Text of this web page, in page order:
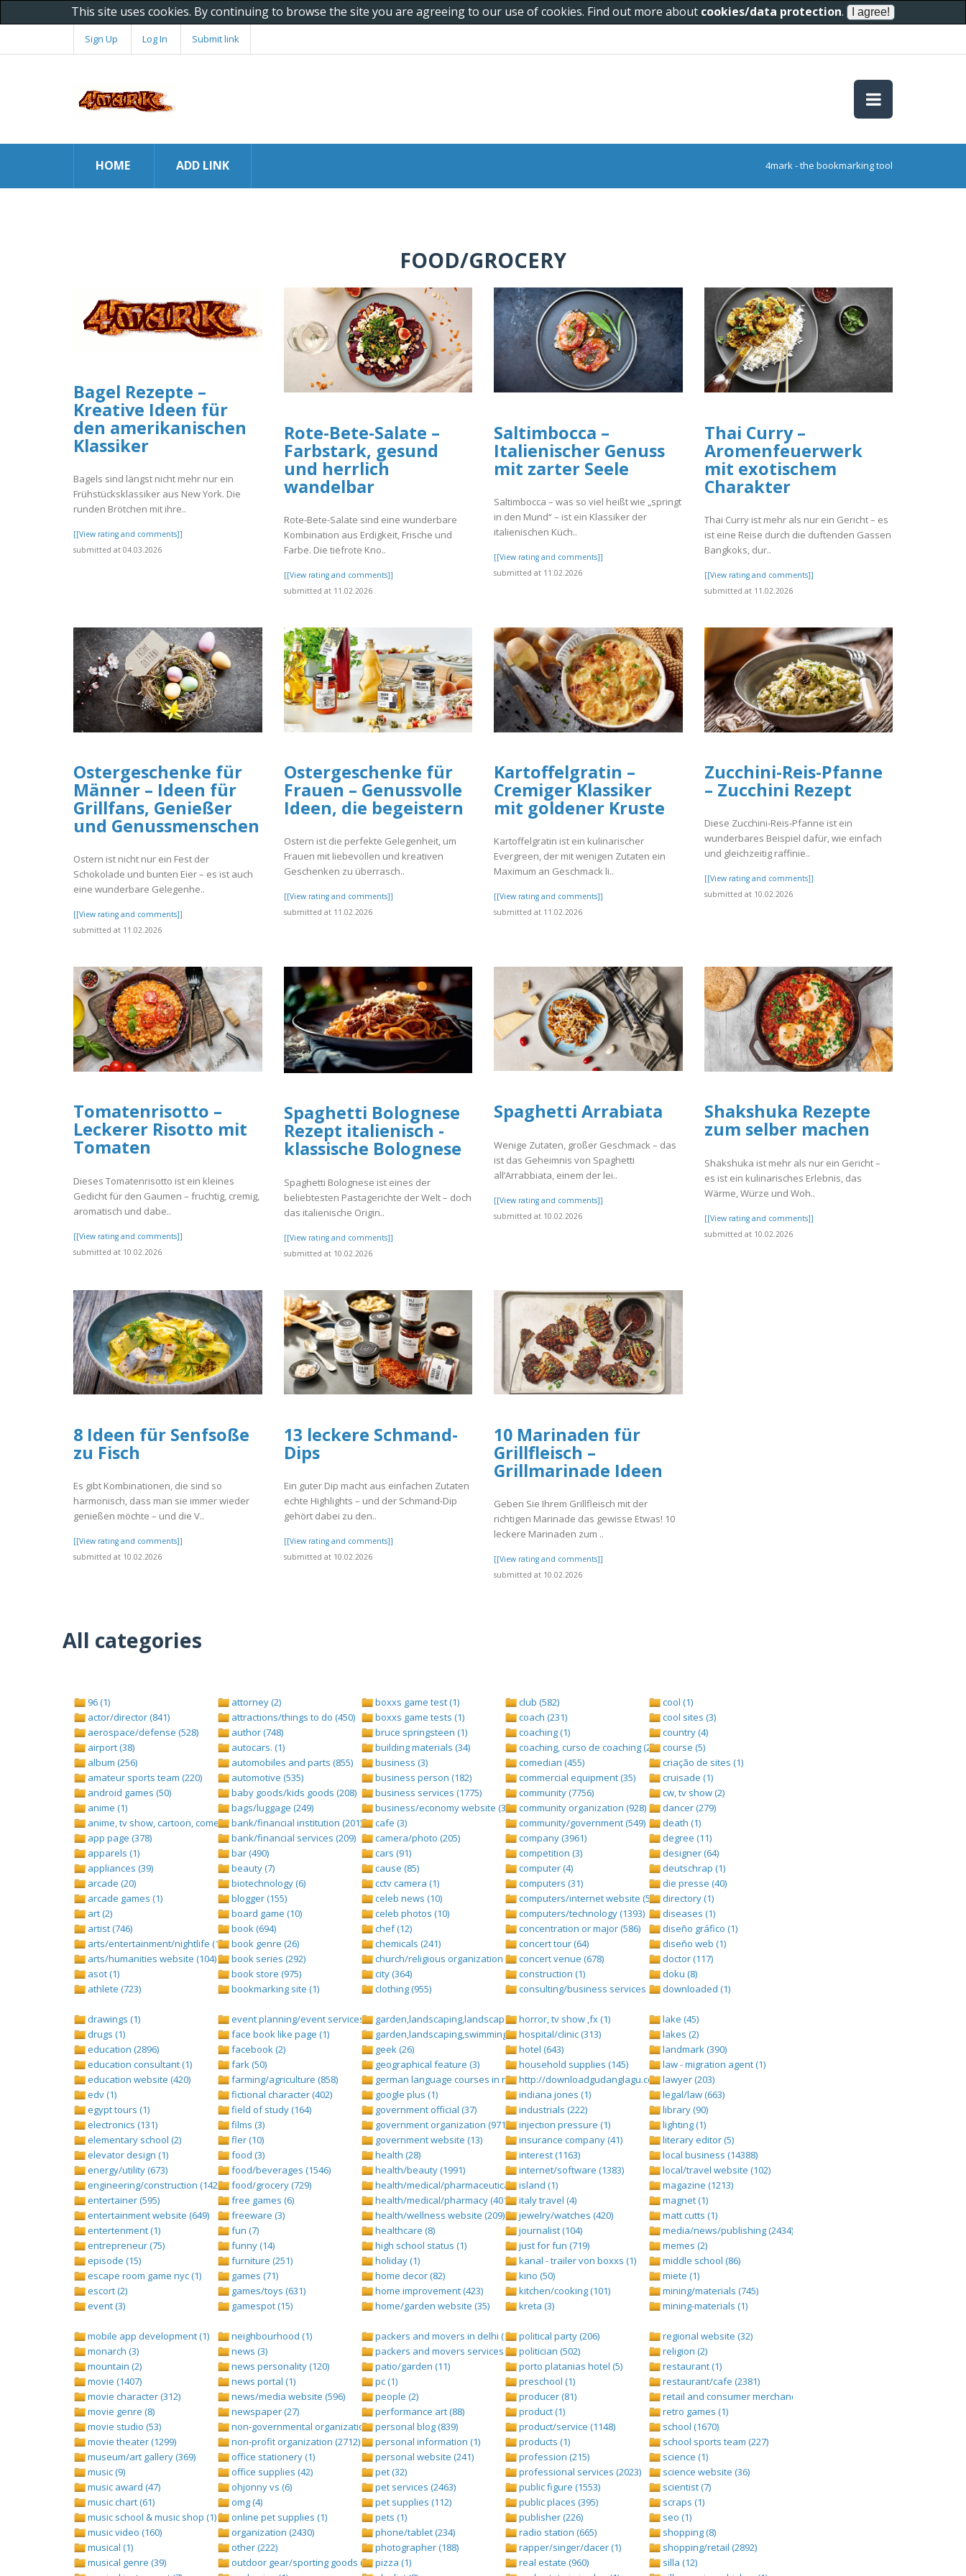
This site uses cookies. By continuing to browse the site you are agreeing to our use of cookies. Find out more about cookies/data protection.
Sign Up Log In Submit link
HOME ADD LINK 4mark - the bookmarking tool
FOOD/GROCERY
Bagel Rezepte –
Kreative Ideen für
den amerikanischen
Klassiker
Bagels sind längst nicht mehr nur ein
Frühstücksklassiker aus New York. Die
runden Brötchen mit ihre..
[[View rating and comments]]
submitted at 04.03.2026
Rote-Bete-Salate –
Farbstark, gesund
und herrlich
wandelbar
Rote-Bete-Salate sind eine wunderbare
Kombination aus Erdigkeit, Frische und
Farbe. Die tiefrote Kno..
[[View rating and comments]]
submitted at 11.02.2026
Saltimbocca –
Italienischer Genuss
mit zarter Seele
Saltimbocca – was so viel heißt wie „springt
in den Mund“ – ist ein Klassiker der
italienischen Küch..
[[View rating and comments]]
submitted at 11.02.2026
Thai Curry –
Aromenfeuerwerk
mit exotischem
Charakter
Thai Curry ist mehr als nur ein Gericht – es
ist eine Reise durch die duftenden Gassen
Bangkoks, dur..
[[View rating and comments]]
submitted at 11.02.2026
Ostergeschenke für
Männer – Ideen für
Grillfans, Genießer
und Genussmenschen
Ostern ist nicht nur ein Fest der
Schokolade und bunten Eier – es ist auch
eine wunderbare Gelegenhe..
[[View rating and comments]]
submitted at 11.02.2026
Ostergeschenke für
Frauen – Genussvolle
Ideen, die begeistern
Ostern ist die perfekte Gelegenheit, um
Frauen mit liebevollen und kreativen
Geschenken zu überrasch..
[[View rating and comments]]
submitted at 11.02.2026
Kartoffelgratin –
Cremiger Klassiker
mit goldener Kruste
Kartoffelgratin ist ein kulinarischer
Evergreen, der mit wenigen Zutaten ein
Maximum an Geschmack li..
[[View rating and comments]]
submitted at 11.02.2026
Zucchini-Reis-Pfanne
– Zucchini Rezept
Diese Zucchini-Reis-Pfanne ist ein
wunderbares Beispiel dafür, wie einfach
und gleichzeitig raffinie..
[[View rating and comments]]
submitted at 10.02.2026
Tomatenrisotto –
Leckerer Risotto mit
Tomaten
Dieses Tomatenrisotto ist ein kleines
Gedicht für den Gaumen – fruchtig, cremig,
aromatisch und dabe..
[[View rating and comments]]
submitted at 10.02.2026
Spaghetti Bolognese
Rezept italienisch -
klassische Bolognese
Spaghetti Bolognese ist eines der
beliebtesten Pastagerichte der Welt – doch
das italienische Origin..
[[View rating and comments]]
submitted at 10.02.2026
Spaghetti Arrabiata
Wenige Zutaten, großer Geschmack – das
ist das Geheimnis von Spaghetti
all’Arrabbiata, einem der lei..
[[View rating and comments]]
submitted at 10.02.2026
Shakshuka Rezepte
zum selber machen
Shakshuka ist mehr als nur ein Gericht –
es ist ein kulinarisches Erlebnis, das
Wärme, Würze und Woh..
[[View rating and comments]]
submitted at 10.02.2026
8 Ideen für Senfsoße
zu Fisch
Es gibt Kombinationen, die sind so
harmonisch, dass man sie immer wieder
genießen möchte – und die V..
[[View rating and comments]]
submitted at 10.02.2026
13 leckere Schmand-
Dips
Ein guter Dip macht aus einfachen Zutaten
echte Highlights – und der Schmand-Dip
gehört dabei zu den..
[[View rating and comments]]
submitted at 10.02.2026
10 Marinaden für
Grillfleisch –
Grillmarinade Ideen
Geben Sie Ihrem Grillfleisch mit der
richtigen Marinade das gewisse Etwas! 10
leckere Marinaden zum ..
[[View rating and comments]]
submitted at 10.02.2026
All categories
96 (1)
actor/director (841)
aerospace/defense (528)
airport (38)
album (256)
amateur sports team (220)
android games (50)
anime (1)
anime, tv show, cartoon, comedy central (1)
app page (378)
apparels (1)
appliances (39)
arcade (20)
arcade games (1)
art (2)
artist (746)
arts/entertainment/nightlife (1442)
arts/humanities website (104)
asot (1)
athlete (723)
attorney (2)
attractions/things to do (450)
author (748)
autocars. (1)
automobiles and parts (855)
automotive (535)
baby goods/kids goods (208)
bags/luggage (249)
bank/financial institution (201)
bank/financial services (209)
bar (490)
beauty (7)
biotechnology (6)
blogger (155)
board game (10)
book (694)
book genre (26)
book series (292)
book store (975)
bookmarking site (1)
boxxs game test (1)
boxxs game tests (1)
bruce springsteen (1)
building materials (34)
business (3)
business person (182)
business services (1775)
business/economy website (388)
cafe (3)
camera/photo (205)
cars (91)
cause (85)
cctv camera (1)
celeb news (10)
celeb photos (10)
chef (12)
chemicals (241)
church/religious organization (439)
city (364)
clothing (955)
club (582)
coach (231)
coaching (1)
coaching, curso de coaching (2)
comedian (455)
commercial equipment (35)
community (7756)
community organization (928)
community/government (549)
company (3961)
competition (3)
computer (4)
computers (31)
computers/internet website (528)
computers/technology (1393)
concentration or major (586)
concert tour (64)
concert venue (678)
construction (1)
consulting/business services (1693)
cool (1)
cool sites (3)
country (4)
course (5)
criação de sites (1)
cruisade (1)
cw, tv show (2)
dancer (279)
death (1)
degree (11)
designer (64)
deutschrap (1)
die presse (40)
directory (1)
diseases (1)
diseño gráfico (1)
diseño web (1)
doctor (117)
doku (8)
downloaded (1)
drawings (1)
drugs (1)
education (2896)
education consultant (1)
education website (420)
edv (1)
egypt tours (1)
electronics (131)
elementary school (2)
elevator design (1)
energy/utility (673)
engineering/construction (1427)
entertainer (595)
entertainment website (649)
entertenment (1)
entrepreneur (75)
episode (15)
escape room game nyc (1)
escort (2)
event (3)
event planning/event services (1284)
face book like page (1)
facebook (2)
fark (50)
farming/agriculture (858)
fictional character (402)
field of study (164)
films (3)
fler (10)
food (3)
food/beverages (1546)
food/grocery (729)
free games (6)
freeware (3)
fun (7)
funny (14)
furniture (251)
games (71)
games/toys (631)
gamespot (15)
garden,landscaping,landscape (8)
garden,landscaping,swimming pool,pool (2)
geek (26)
geographical feature (3)
german language courses in nepal (1)
google plus (1)
government official (37)
government organization (971)
government website (13)
health (28)
health/beauty (1991)
health/medical/pharmaceuticals (1001)
health/medical/pharmacy (401)
health/wellness website (209)
healthcare (8)
high school status (1)
holiday (1)
home decor (82)
home improvement (423)
home/garden website (35)
horror, tv show ,fx (1)
hospital/clinic (313)
hotel (643)
household supplies (145)
http://downloadgudanglagu.com/tangga-lagu (1)
indiana jones (1)
industrials (222)
injection pressure (1)
insurance company (41)
interest (1163)
internet/software (1383)
island (1)
italy travel (4)
jewelry/watches (420)
journalist (104)
just for fun (719)
kanal - trailer von boxxs (1)
kino (50)
kitchen/cooking (101)
kreta (3)
lake (45)
lakes (2)
landmark (390)
law - migration agent (1)
lawyer (203)
legal/law (663)
library (90)
lighting (1)
literary editor (5)
local business (14388)
local/travel website (102)
magazine (1213)
magnet (1)
matt cutts (1)
media/news/publishing (2434)
memes (2)
middle school (86)
miete (1)
mining/materials (745)
mining-materials (1)
mobile app development (1)
monarch (3)
mountain (2)
movie (1407)
movie character (312)
movie genre (8)
movie studio (53)
movie theater (1299)
museum/art gallery (369)
music (9)
music award (47)
music chart (61)
music school & music shop (1)
music video (160)
musical (1)
musical genre (39)
neighbourhood (1)
news (3)
news personality (120)
news portal (1)
news/media website (596)
newspaper (27)
non-governmental organization (ngo) (544)
non-profit organization (2712)
office stationery (1)
office supplies (42)
ohjonny vs (6)
omg (4)
online pet supplies (1)
organization (2430)
other (222)
outdoor gear/sporting goods (247)
packers and movers in delhi (1)
packers and movers services (1)
patio/garden (11)
pc (1)
people (2)
performance art (88)
personal blog (839)
personal information (1)
personal website (241)
pet (32)
pet services (2463)
pet supplies (112)
pets (1)
phone/tablet (234)
photographer (188)
pizza (1)
political party (206)
politician (502)
porto platanias hotel (5)
preschool (1)
producer (81)
product (1)
product/service (1148)
products (1)
profession (215)
professional services (2023)
public figure (1553)
public places (395)
publisher (226)
radio station (665)
rapper/singer/dacer (1)
real estate (960)
regional website (32)
religion (2)
restaurant (1)
restaurant/cafe (2381)
retail and consumer merchandise (895)
retro games (1)
school (1670)
school sports team (227)
science (1)
science website (36)
scientist (7)
scraps (1)
seo (1)
shopping (8)
shopping/retail (2892)
silla (12)